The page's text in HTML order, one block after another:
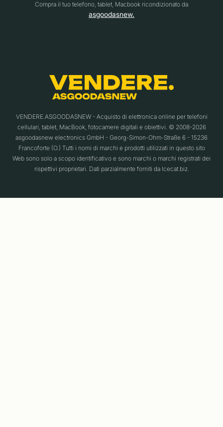
Compra il tuo telefono, tablet, Macbook ricondizionato da
asgoodasnew.
VENDERE.ASGOODASNEW - Acquisto di elettronica online per telefoni
cellulari, tablet, MacBook, fotocamere digitali e obiettivi. © 2008-2026
asgoodasnew electronics GmbH - Georg-Simon-Ohm-Straße 6 - 15236
Francoforte (O.) Tutti i nomi di marchi e prodotti utilizzati in questo sito
Web sono solo a scopo identificativo e sono marchi o marchi registrati dei
rispettivi proprietari. Dati parzialmente forniti da Icecat.biz.